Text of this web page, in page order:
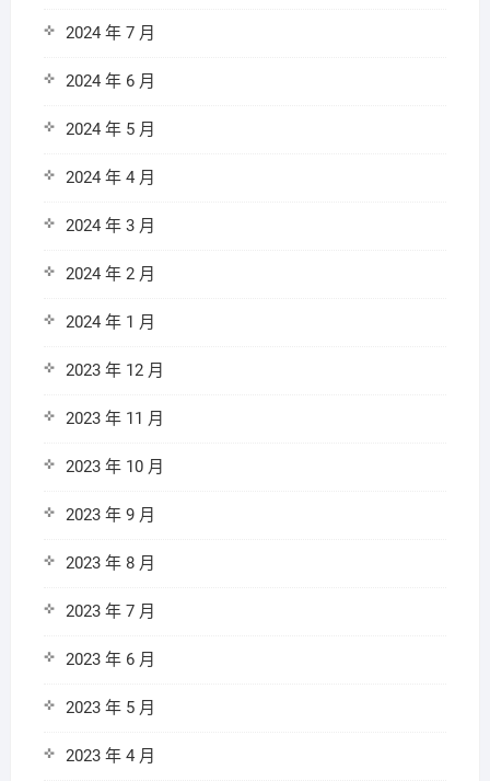
2024 年 7 月
2024 年 6 月
2024 年 5 月
2024 年 4 月
2024 年 3 月
2024 年 2 月
2024 年 1 月
2023 年 12 月
2023 年 11 月
2023 年 10 月
2023 年 9 月
2023 年 8 月
2023 年 7 月
2023 年 6 月
2023 年 5 月
2023 年 4 月